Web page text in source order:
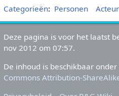
Categorieën: Personen Acteur
Deze pagina is voor het laatst
nov 2012 om 07:57.
De inhoud is beschikbaar onder
Commons Attribution-